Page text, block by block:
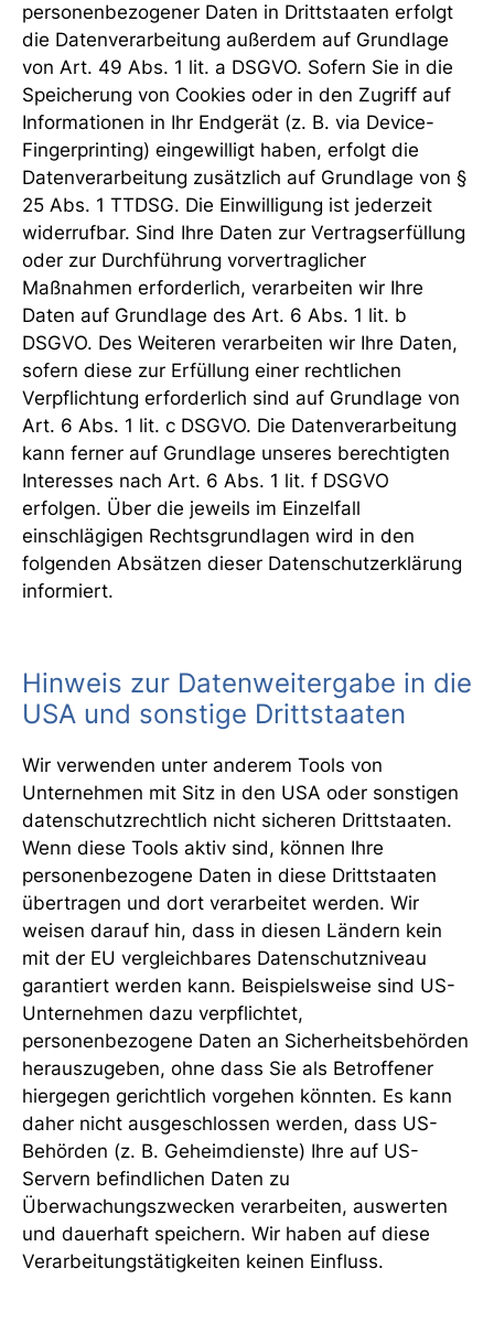
personenbezogener Daten in Drittstaaten erfolgt
die Datenverarbeitung außerdem auf Grundlage
von Art. 49 Abs. 1 lit. a DSGVO. Sofern Sie in die
Speicherung von Cookies oder in den Zugriff auf
Informationen in Ihr Endgerät (z. B. via Device-
Fingerprinting) eingewilligt haben, erfolgt die
Datenverarbeitung zusätzlich auf Grundlage von §
25 Abs. 1 TTDSG. Die Einwilligung ist jederzeit
widerrufbar. Sind Ihre Daten zur Vertragserfüllung
oder zur Durchführung vorvertraglicher
Maßnahmen erforderlich, verarbeiten wir Ihre
Daten auf Grundlage des Art. 6 Abs. 1 lit. b
DSGVO. Des Weiteren verarbeiten wir Ihre Daten,
sofern diese zur Erfüllung einer rechtlichen
Verpflichtung erforderlich sind auf Grundlage von
Art. 6 Abs. 1 lit. c DSGVO. Die Datenverarbeitung
kann ferner auf Grundlage unseres berechtigten
Interesses nach Art. 6 Abs. 1 lit. f DSGVO
erfolgen. Über die jeweils im Einzelfall
einschlägigen Rechtsgrundlagen wird in den
folgenden Absätzen dieser Datenschutzerklärung
informiert.
Hinweis zur Datenweitergabe in die
USA und sonstige Drittstaaten
Wir verwenden unter anderem Tools von
Unternehmen mit Sitz in den USA oder sonstigen
datenschutzrechtlich nicht sicheren Drittstaaten.
Wenn diese Tools aktiv sind, können Ihre
personenbezogene Daten in diese Drittstaaten
übertragen und dort verarbeitet werden. Wir
weisen darauf hin, dass in diesen Ländern kein
mit der EU vergleichbares Datenschutzniveau
garantiert werden kann. Beispielsweise sind US-
Unternehmen dazu verpflichtet,
personenbezogene Daten an Sicherheitsbehörden
herauszugeben, ohne dass Sie als Betroffener
hiergegen gerichtlich vorgehen könnten. Es kann
daher nicht ausgeschlossen werden, dass US-
Behörden (z. B. Geheimdienste) Ihre auf US-
Servern befindlichen Daten zu
Überwachungszwecken verarbeiten, auswerten
und dauerhaft speichern. Wir haben auf diese
Verarbeitungstätigkeiten keinen Einfluss.